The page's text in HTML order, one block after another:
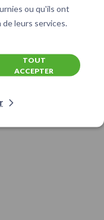
ou qu'ils ont
leurs services.
TOUT
ACCEPTER